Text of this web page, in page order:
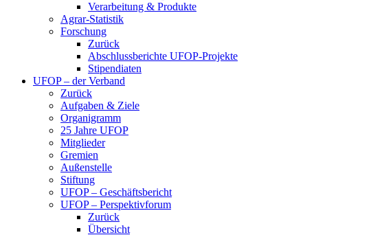
Verarbeitung & Produkte
Agrar-Statistik
Forschung
Zurück
Abschlussberichte UFOP-Projekte
Stipendiaten
UFOP – der Verband
Zurück
Aufgaben & Ziele
Organigramm
25 Jahre UFOP
Mitglieder
Gremien
Außenstelle
Stiftung
UFOP – Geschäftsbericht
UFOP – Perspektivforum
Zurück
Übersicht